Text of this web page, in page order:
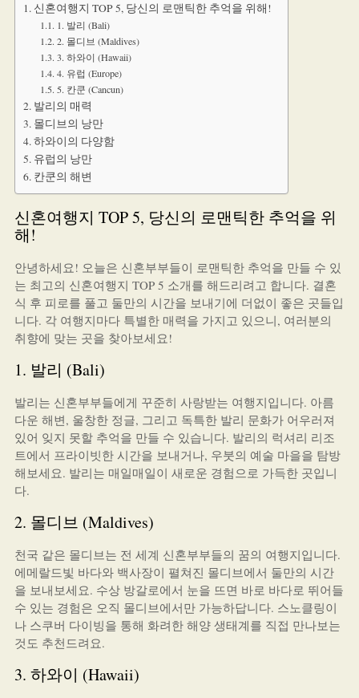
신혼여행지 TOP 5, 당신의 로맨틱한 추억을 위해!
1. 발리 (Bali)
2. 몰디브 (Maldives)
3. 하와이 (Hawaii)
4. 유럽 (Europe)
5. 칸쿤 (Cancun)
발리의 매력
몰디브의 낭만
하와이의 다양함
유럽의 낭만
칸쿤의 해변
신혼여행지 TOP 5, 당신의 로맨틱한 추억을 위
해!
안녕하세요! 오늘은 신혼부부들이 로맨틱한 추억을 만들 수 있
는 최고의 신혼여행지 TOP 5 소개를 해드리려고 합니다. 결혼
식 후 피로를 풀고 둘만의 시간을 보내기에 더없이 좋은 곳들입
니다. 각 여행지마다 특별한 매력을 가지고 있으니, 여러분의
취향에 맞는 곳을 찾아보세요!
1. 발리 (Bali)
발리는 신혼부부들에게 꾸준히 사랑받는 여행지입니다. 아름
다운 해변, 울창한 정글, 그리고 독특한 발리 문화가 어우러져
있어 잊지 못할 추억을 만들 수 있습니다. 발리의 럭셔리 리조
트에서 프라이빗한 시간을 보내거나, 우붓의 예술 마을을 탐방
해보세요. 발리는 매일매일이 새로운 경험으로 가득한 곳입니
다.
2. 몰디브 (Maldives)
천국 같은 몰디브는 전 세계 신혼부부들의 꿈의 여행지입니다.
에메랄드빛 바다와 백사장이 펼쳐진 몰디브에서 둘만의 시간
을 보내보세요. 수상 방갈로에서 눈을 뜨면 바로 바다로 뛰어들
수 있는 경험은 오직 몰디브에서만 가능하답니다. 스노클링이
나 스쿠버 다이빙을 통해 화려한 해양 생태계를 직접 만나보는
것도 추천드려요.
3. 하와이 (Hawaii)